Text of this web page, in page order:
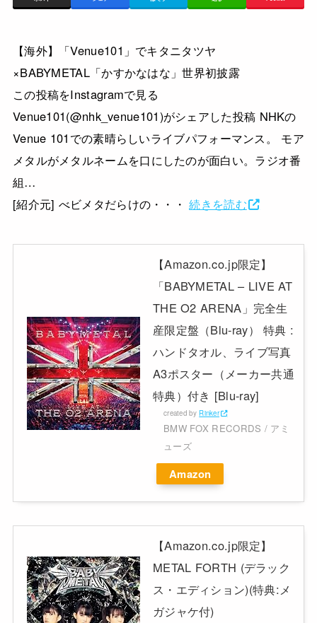
【海外】「Venue101」でキタニタツヤ
×BABYMETAL「かすかなはな」世界初披露
この投稿をInstagramで見る
Venue101(@nhk_venue101)がシェアした投稿 NHKの
Venue 101での素晴らしいライブパフォーマンス。 モア
メタルがメタルネームを口にしたのが面白い。ラジオ番
組…
[紹介元] べビメタだらけの・・・続きを読む
【Amazon.co.jp限定】
「BABYMETAL – LIVE AT
THE O2 ARENA」完全生
産限定盤（Blu-ray） 特典 :
ハンドタオル、ライブ写真
A3ポスター（メーカー共通
特典）付き [Blu-ray]
created by Rinker
BMW FOX RECORDS / アミ
ューズ
Amazon
【Amazon.co.jp限定】
METAL FORTH (デラック
ス・エディション)(特典:メ
ガジャケ付)